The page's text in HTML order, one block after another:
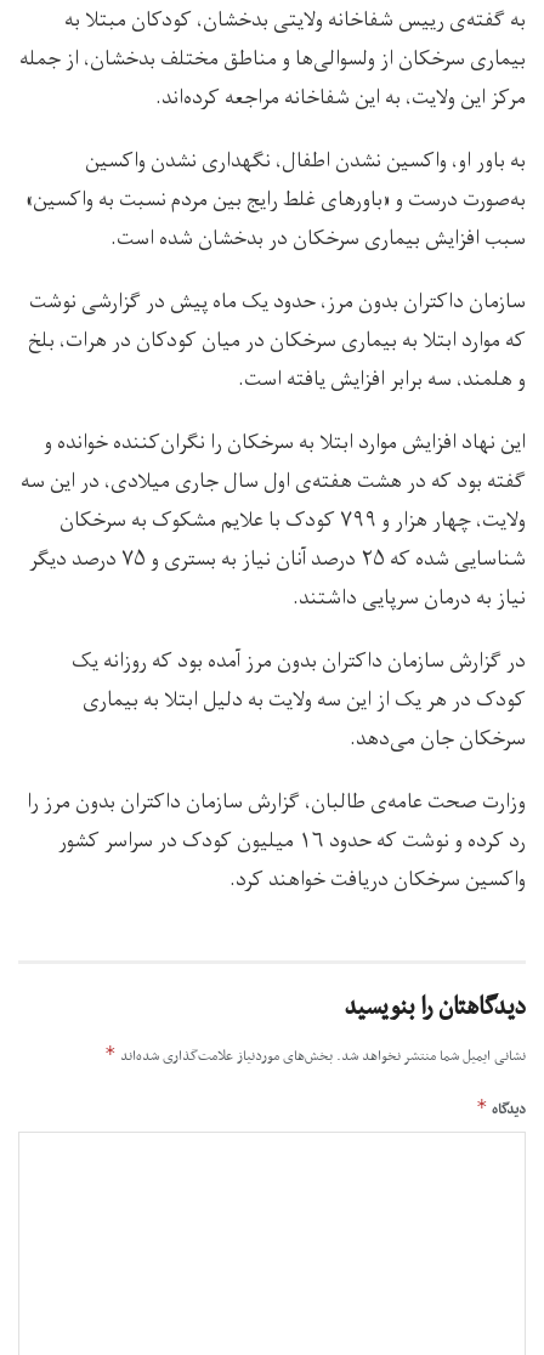
به گفته‌ی رییس شفاخانه ولایتی بدخشان، کودکان مبتلا به
بیماری سرخکان از ولسوالی‌ها و مناطق مختلف بدخشان، از جمله
مرکز این ولایت، به این شفاخانه مراجعه کرده‌اند.
به باور او، واکسین نشدن اطفال، نگهداری نشدن واکسین
به‌صورت درست و «باورهای غلط رایج بین مردم نسبت به واکسین»
سبب افزایش بیماری سرخکان در بدخشان شده است.
سازمان داکتران بدون مرز، حدود یک ماه پیش در گزارشی نوشت
که موارد ابتلا به بیماری سرخکان در میان کودکان در هرات، بلخ
و هلمند، سه برابر افزایش یافته است.
این نهاد افزایش موارد ابتلا به سرخکان را نگرا‌ن‌کننده خوانده و
گفته بود که در هشت هفته‌ی اول سال جاری میلادی، در این سه
ولایت، چهار هزار و ۷۹۹ کودک با علایم مشکوک به سرخکان
شناسایی شده‌ که ۲۵ درصد آنان نیاز به بستری‌ و ۷۵ درصد دیگر
نیاز به درمان سرپایی داشتند.
در گزارش سازمان داکتران بدون مرز آمده بود که روزانه یک
کودک در هر یک از این سه ولایت به دلیل ابتلا به بیماری
سرخکان جان می‌دهد.
وزارت صحت عامه‌ی طالبان، گزارش سازمان داکتران بدون مرز را
رد کرده و نوشت که حدود ۱۶ میلیون کودک در سراسر کشور
واکسین سرخکان دریافت خواهند کرد.
دیدگاهتان را بنویسید
نشانی ایمیل شما منتشر نخواهد شد. بخش‌های موردنیاز علامت‌گذاری شده‌اند *
دیدگاه *